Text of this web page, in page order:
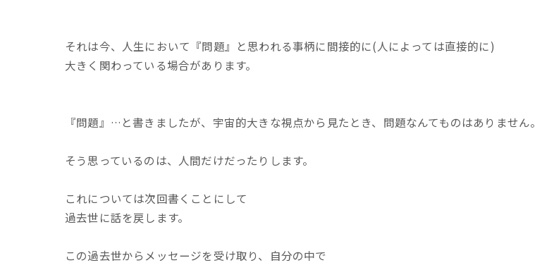
それは今、人生において『問題』と思われる事柄に間接的に(人によっては直接的に)
大きく関わっている場合があります。
『問題』…と書きましたが、宇宙的大きな視点から見たとき、問題なんてものはありません。
そう思っているのは、人間だけだったりします。
これについては次回書くことにして
過去世に話を戻します。
この過去世からメッセージを受け取り、自分の中で